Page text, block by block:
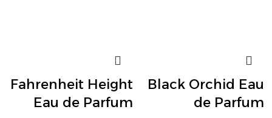
Black Orchid Eau
de Parfum
Fahrenheit Height
Eau de Parfum